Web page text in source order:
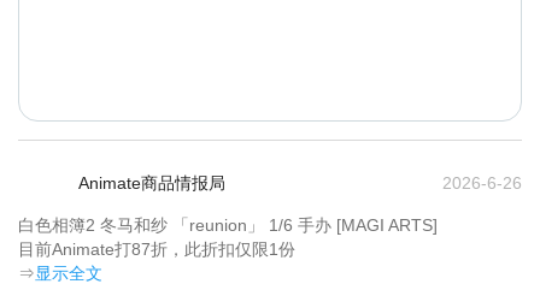
Animate商品情报局 2026-6-26
白色相簿2 冬马和纱 「reunion」 1/6 手办 [MAGI ARTS]
⇒显示全文